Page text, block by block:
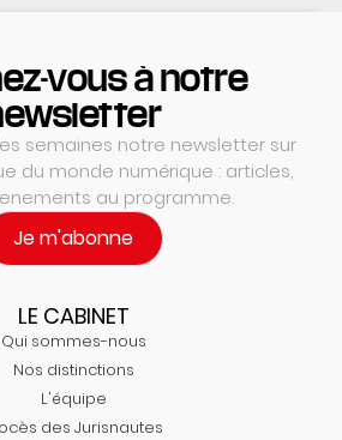
vous à notre
semaines notre newsletter sur
du monde numérique : articles,
au programme.
Je m'abonne
LE CABINET
Qui sommes-nous
Nos distinctions
L'équipe
des Jurisnautes